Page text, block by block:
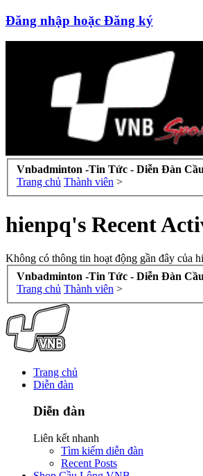
Đăng nhập hoặc Đăng ký
Vnbadminton -Tin Tức - Diễn Đàn
Trang chủ Thành viên >
hienpq's Recent
Không có thông tin hoạt động gần đây của
Vnbadminton -Tin Tức - Diễn Đàn
Trang chủ Thành viên >
Trang chủ
Diễn đàn
Diễn đàn
Liên kết nhanh
Tìm kiếm diễn đàn
Recent Posts